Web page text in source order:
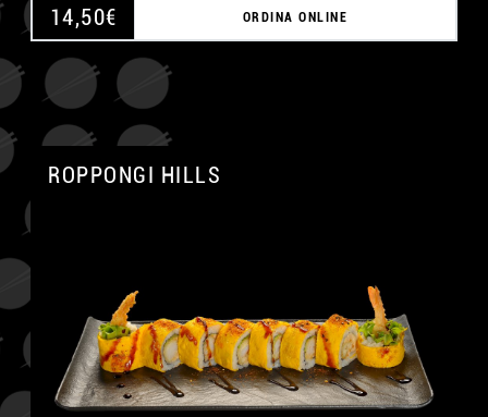
14,50€ ORDINA ONLINE
ROPPONGI HILLS